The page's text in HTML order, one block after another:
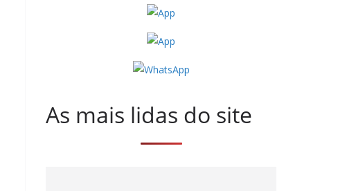
As mais lidas do site